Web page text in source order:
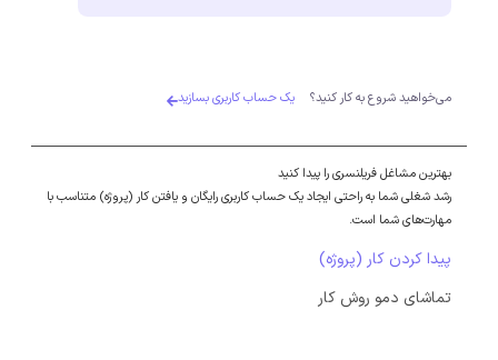
می‌خواهید شروع به کار کنید؟ یک حساب کاربری بسازید
بهترین مشاغل فریلنسری را پیدا کنید
رشد شغلی شما به راحتی ایجاد یک حساب کاربری رایگان و یافتن کار (پروژه) متناسب با
مهارت‌های شما است.
پیدا کردن کار (پروژه)
تماشای دمو روش کار